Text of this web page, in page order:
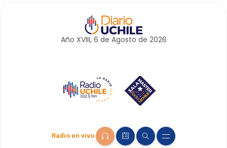
Año XVIII, 6 de Agosto de 2026
Radio en vivo